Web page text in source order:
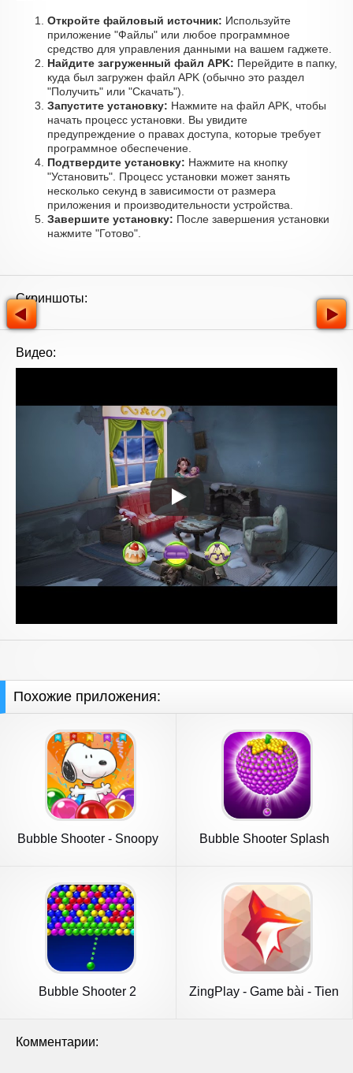
Откройте файловый источник: Используйте
приложение "Файлы" или любое программное
средство для управления данными на вашем гаджете.
Найдите загруженный файл APK: Перейдите в папку,
куда был загружен файл APK (обычно это раздел
"Получить" или "Скачать").
Запустите установку: Нажмите на файл APK, чтобы
начать процесс установки. Вы увидите
предупреждение о правах доступа, которые требует
программное обеспечение.
Подтвердите установку: Нажмите на кнопку
"Установить". Процесс установки может занять
несколько секунд в зависимости от размера
приложения и производительности устройства.
Завершите установку: После завершения установки
нажмите "Готово".
Скриншоты:
Видео:
Похожие приложения:
Bubble Shooter - Snoopy
Bubble Shooter Splash
Bubble Shooter 2
ZingPlay - Game bài - Tien
Комментарии: